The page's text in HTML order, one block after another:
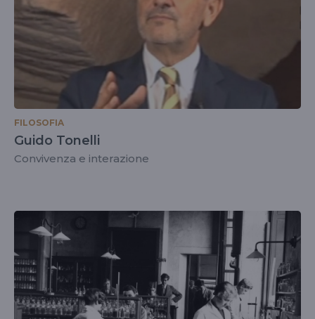
FILOSOFIA
Guido Tonelli
Convivenza e interazione